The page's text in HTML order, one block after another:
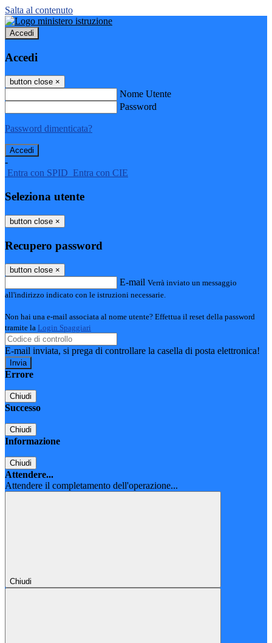
Salta al contenuto
Accedi
Accedi
button close ×
Nome Utente
Password
Password dimenticata?
-
Entra con SPID Entra con CIE
Seleziona utente
button close ×
Recupero password
button close ×
E-mail Verrà inviato un messaggio
all'indirizzo indicato con le istruzioni necessarie.
Non hai una e-mail associata al nome utente? Effettua il reset della password
tramite la Login Spaggiari
E-mail inviata, si prega di controllare la casella di posta elettronica!
Errore
Chiudi
Successo
Chiudi
Informazione
Chiudi
Attendere...
Attendere il completamento dell'operazione...
Chiudi